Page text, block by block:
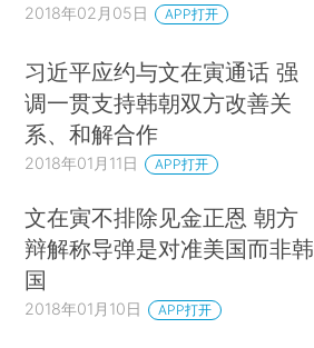
2018年02月05日 APP打开
习近平应约与文在寅通话 强
调一贯支持韩朝双方改善关
系、和解合作
2018年01月11日 APP打开
文在寅不排除见金正恩 朝方
辩解称导弹是对准美国而非韩
国
2018年01月10日 APP打开